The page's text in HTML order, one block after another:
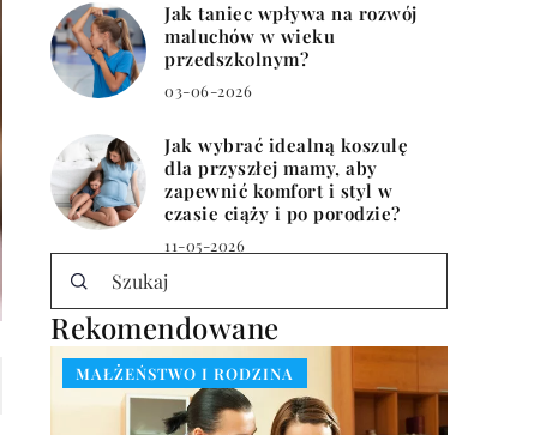
Jak taniec wpływa na rozwój
maluchów w wieku
przedszkolnym?
03-06-2026
Jak wybrać idealną koszulę
dla przyszłej mamy, aby
zapewnić komfort i styl w
czasie ciąży i po porodzie?
11-05-2026
Rekomendowane
MAŁŻEŃSTWO I RODZINA